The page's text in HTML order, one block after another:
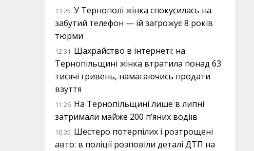
13:25 У Тернополі жінка спокусилась на
забутий телефон — їй загрожує 8 років
тюрми
12:31 Шахрайство в інтернеті: на
Тернопільщині жінка втратила понад 63
тисячі гривень, намагаючись продати
взуття
11:26 На Тернопільщині лише в липні
затримали майже 200 п’яних водіїв
10:35 Шестеро потерпілих і розтрощені
авто: в поліції розповіли деталі ДТП на